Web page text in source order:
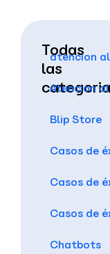
Todas
las
atencion
Atencion
Blip Store
Casos de
Casos de
Casos de
Chatbots